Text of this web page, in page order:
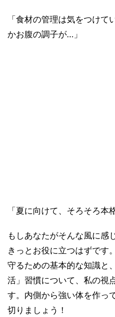
「食材の管理は気をつけ
かお腹の調子が…」
「夏に向けて、そろそろ本
もしあなたがそんな風に感
きっとお役に立つはずです
守るための基本的な知識と
活」習慣について、私の視
す。内側から強い体を作っ
切りましょう！